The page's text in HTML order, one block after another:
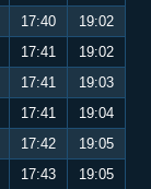
17:40
19:02
17:41
19:02
17:41
19:03
17:41
19:04
17:42
19:05
17:43
19:05